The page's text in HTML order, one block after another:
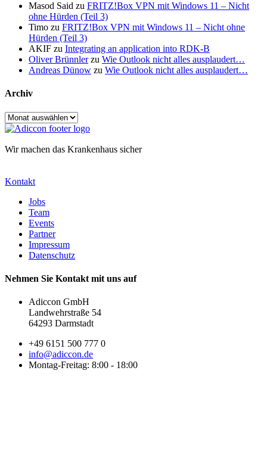
Masod Said zu FRITZ!Box VPN mit Windows 11 – Nicht
ohne Hürden (Teil 3)
Timo zu FRITZ!Box VPN mit Windows 11 – Nicht ohne
Hürden (Teil 3)
AKIF zu Integrating an application into RDK-B
Oliver Brünnlerzu Wie Outlook nicht alles ausplaudert…
Andreas Dünow zu Wie Outlook nicht alles ausplaudert…
Archiv
Archiv
Wir machen das Krankenhaus sicher
Kontakt
Jobs
Team
Events
Partner
Impressum
Datenschutz
Nehmen Sie Kontakt mit uns auf
Adiccon GmbH
Landwehrstraße 54
64293 Darmstadt
+49 6151 500 777 0
info@adiccon.de
Montag-Freitag: 8:00 - 18:00